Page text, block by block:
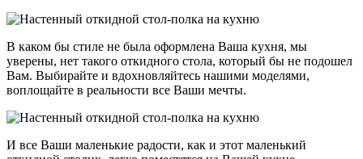
В каком бы стиле не была оформлена Ваша кухня, мы
уверены, нет такого откидного стола, который бы не подошел
Вам. Выбирайте и вдохновляйтесь нашими моделями,
воплощайте в реальности все Ваши мечты.
И все Ваши маленькие радости, как и этот маленький